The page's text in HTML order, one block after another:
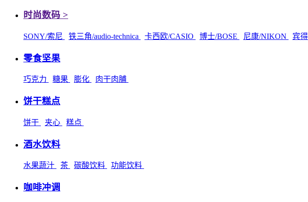
时尚数码 >
SONY/索尼 铁三角/audio-technica 卡西欧/CASIO 博士/BOSE 尼康/NIKON 宾
零食坚果
巧克力 糖果 膨化 肉干肉脯
饼干糕点
饼干 夹心 糕点
酒水饮料
水果蔬汁 茶 碳酸饮料 功能饮料
咖啡冲调